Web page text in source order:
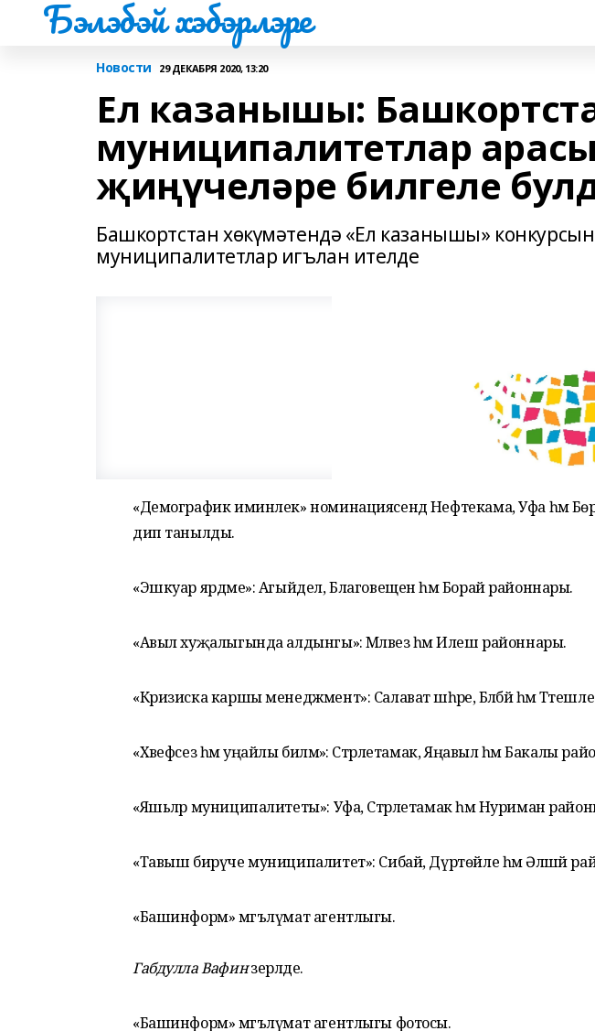
Бэлэбэй хэбэрлэре
Новости 29 ДЕКАБРЯ 2020, 13:20
Ел казанышы:
муниципалитетлар
җиңүчеләре билгеле
Башкортстан хөкүмәтендә «Ел казанышы»
муниципалитетлар игълан ителде
«Демографик иминлек» номинациясендә Нефтекама, Уфа һәм
дип танылды.
«Эшкуар ярдәме»: Агыйдел, Благовещен һәм Борай районнары.
«Авыл хуҗалыгында алдынгы»: Мәләвез һәм Илеш районнары.
«Кризиска каршы менеджмент»: Салават шәһәре, Бәләбәй һәм
«Хәвефсез һәм уңайлы биләмә»: Стәрлетамак, Яңавыл һәм Бакалы
«Яшьләр муниципалитеты»: Уфа, Стәрлетамак һәм Нуриман
«Тавыш бирүче муниципалитет»: Сибай, Дүртөйле һәм Әлшәй
«Башинформ» мәгълүмат агентлыгы.
Габдулла Вафинәзерләде.
«Башинформ» мәгълүмат агентлыгы фотосы.